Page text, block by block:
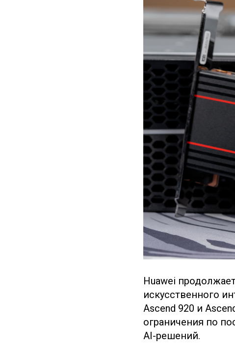
Huawei
искусственного
Ascend 920 и
ограничения по
AI-решений.